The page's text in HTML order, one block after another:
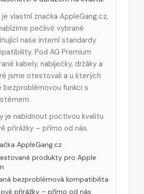
je vlastní značka AppleGang.cz,
pečlivě vybrané
naše interní standardy
Pod AG Premium
kabely, nabíječky, držáky a
jsme otestovali a u kterých
bezproblémovou funkci s
je nabídnout poctivou kvalitu
přirážky – přímo od nás.
AppleGang.cz
produkty pro Apple
bezproblémová kompatibilita
přirážky – přímo od nás